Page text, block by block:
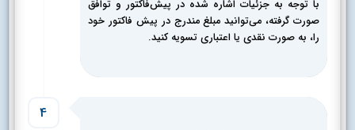
با توجه به جزئیات اشاره شده در پیش‌فاکتور و توافق
صورت گرفته، می‌توانید مبلغ مندرج در پیش فاکتور خود
را، به صورت نقدی یا اعتباری تسویه کنید.